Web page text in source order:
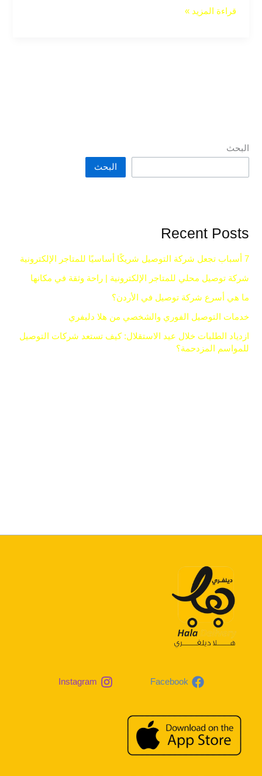
قراءة المزيد »
البحث
البحث
Recent Posts
7 أسباب تجعل شركة التوصيل شريكًا أساسيًا للمتاجر الإلكترونية
شركة توصيل محلي للمتاجر الإلكترونية | راحة وثقة في مكانها
ما هي أسرع شركة توصيل في الأردن؟
خدمات التوصيل الفوري والشخصي من هلا دليفري
ازدياد الطلبات خلال عيد الاستقلال: كيف تستعد شركات التوصيل
للمواسم المزدحمة؟
Facebook
Instagram